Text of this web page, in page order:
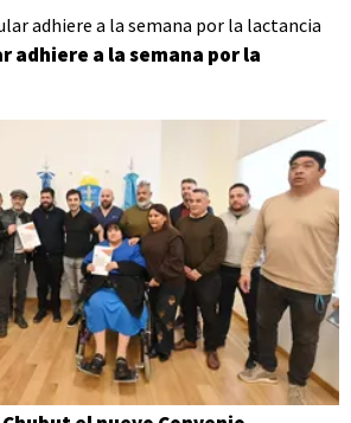
adhiere a la semana por la